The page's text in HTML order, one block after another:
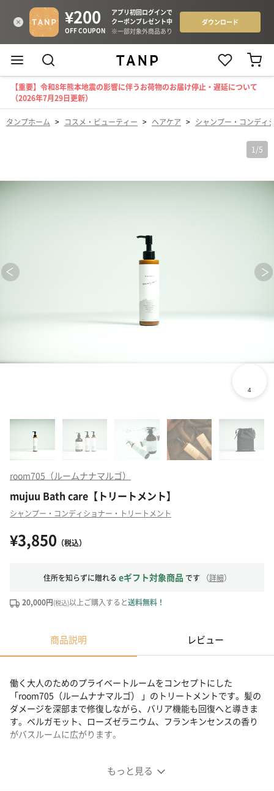
【重要】令和8年熊本地震の影響に伴うお荷物のお届け停止・遅延について
（2026年7月29日更新）
タンプホーム > コスメ・ビューティー > ヘアケア > シャンプー・コンディ
1 /5
room705（ルームナナマルゴ）
mujuu Bath care【トリートメント】
シャンプー・コンディショナー・トリートメント
¥3,850 （税込）
住所を知らずに贈れる eギフト対象商品 です （詳細）
20,000円(税込)以上ご購入すると送料無料！
商品説明 レビュー
もっと見る
働く大人のためのプライベートルームをコンセプトにした
「room705（ルームナナマルゴ） 」のトリートメントです。髪の
ダメージを深部まで修復しながら、バリア機能も回復へと導きま
す。ベルガモット、ローズゼラニウム、フランキンセンスの香り
がバスルームに広がります。
髪を修復しながらバリア機能も回復させるトリートメント